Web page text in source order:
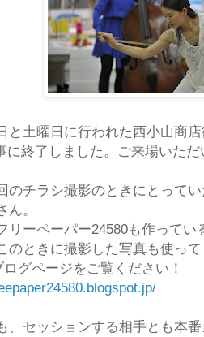
と土曜日に行われた西小山商
に終了しました。ご来場いた
のチラシ撮影のときにとって
ん。
リーペーパー24580も作って
のときに撮影した写真も使っ
ログページをご覧ください！
、セッションする相手とも本